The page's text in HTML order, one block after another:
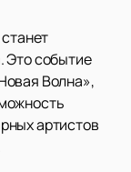
Это событие
Волна»,
артистов